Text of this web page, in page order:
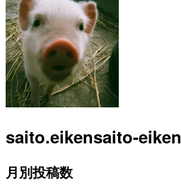
saito.eikensaito-eiken
月別投稿数